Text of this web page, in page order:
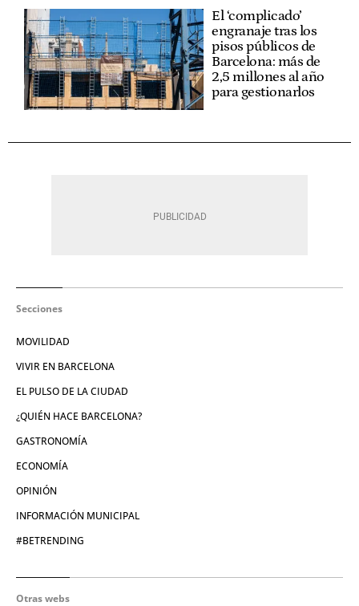
El ‘complicado’
engranaje tras los
pisos públicos de
Barcelona: más de
2,5 millones al año
para gestionarlos
Secciones
MOVILIDAD
VIVIR EN BARCELONA
EL PULSO DE LA CIUDAD
¿QUIÉN HACE BARCELONA?
GASTRONOMÍA
ECONOMÍA
OPINIÓN
INFORMACIÓN MUNICIPAL
#BETRENDING
Otras webs